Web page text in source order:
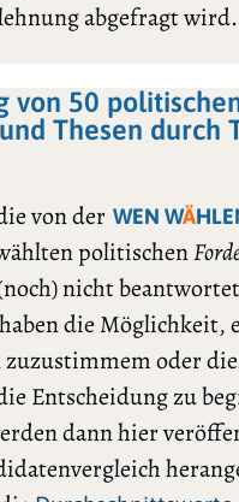
abgefragt wird.
von 50
Thesen durch
von der WEN WÄ
politischen
nicht
die Möglichkeit,
zuzustimmem oder
Entscheidung zu
dann hier